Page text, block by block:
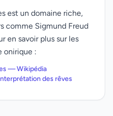
est un domaine riche,
comme Sigmund Freud
en savoir plus sur les
onirique :
— Wikipédia
des rêves